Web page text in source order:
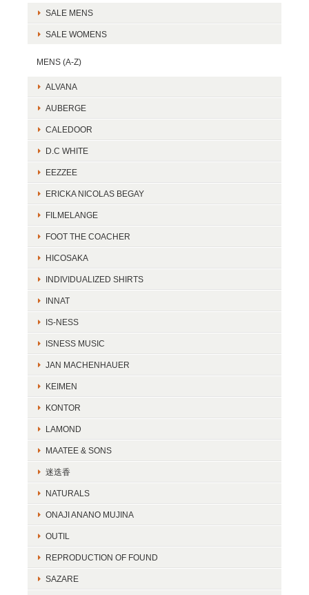
SALE MENS
SALE WOMENS
MENS (A-Z)
ALVANA
AUBERGE
CALEDOOR
D.C WHITE
EEZZEE
ERICKA NICOLAS BEGAY
FILMELANGE
FOOT THE COACHER
HICOSAKA
INDIVIDUALIZED SHIRTS
INNAT
IS-NESS
ISNESS MUSIC
JAN MACHENHAUER
KEIMEN
KONTOR
LAMOND
MAATEE & SONS
迷迭香
NATURALS
ONAJI ANANO MUJINA
OUTIL
REPRODUCTION OF FOUND
SAZARE